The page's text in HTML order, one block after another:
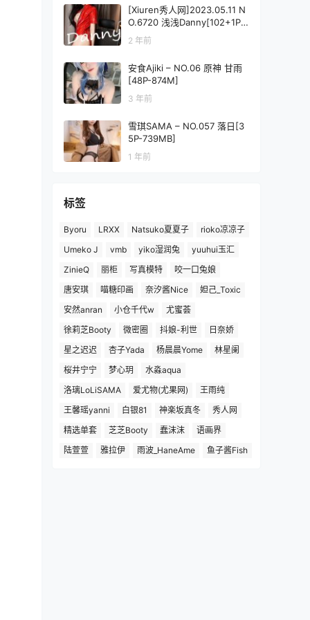
[Xiuren秀人网]2023.05.11 N
O.6720 浅浅Danny[102+1P
／1.02GB]
2 年前
安食Ajiki – NO.06 原神 甘雨
[48P-874M]
3 年前
雪琪SAMA – NO.057 落日[3
5P-739MB]
1 年前
标签
Byoru LRXX Natsuko夏夏子
rioko凉凉子
Umeko J
vmb yiko湿润兔
yuuhui玉汇
ZinieQ
丽柜 写真模特
咬一口兔娘
唐安琪
喵糖印画 奈汐酱Nice
妲己_Toxic
安然anran
小仓千代w
尤蜜荟
徐莉芝Booty
微密圈 抖娘-利世
日奈娇
星之迟迟
杏子Yada 杨晨晨Yome
林星阑
桜井宁宁
梦心玥
水淼aqua
洛璃LoLiSAMA
爱尤物(尤果网)
王雨纯
王馨瑶yanni
白银81 神楽坂真冬
秀人网
精选单套
芝芝Booty 蠢沫沫
语画界
陆萱萱
雅拉伊 雨波_HaneAme 鱼子酱Fish